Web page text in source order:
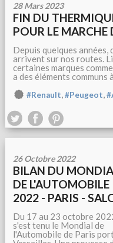
28 Mars 2023
FIN DU
POUR LE MARCHE
Depuis quelques
arrivent sur nos routes.
certaines marques
a des éléments communs
#Renault,#Peugeot,
26 Octobre 2022
BILAN DU
DE L'AUTOMOBILE
2022 - PARIS -
Du 17 au 23 octobre
s'est tenu le Mondial de
l'Automobile de Paris